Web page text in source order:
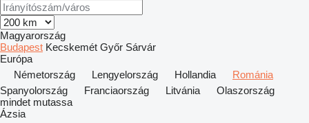
Magyarország
Budapest Kecskemét Győr Sárvár
Európa
Németország
Lengyelország Hollandia
Románia
Spanyolország
Franciaország Litvánia
Olaszország
mindet mutassa
Ázsia